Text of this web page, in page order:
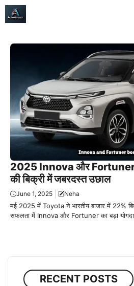
Skip
2025 Innova और Fortuner
की बिक्री में जबरदस्त उछाल
June 1, 2025 Neha
मई 2025 में Toyota ने भारतीय बाजार में 22%
सफलता में Innova और Fortuner का बड़ा
RECENT POSTS